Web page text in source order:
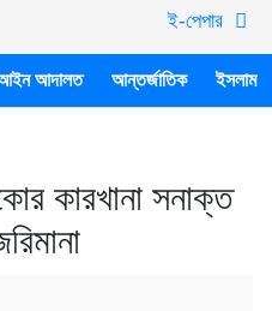
ই-পেপার
আদালত আন্তর্জাতিক ইসলাম
কারখানা সনাক্ত